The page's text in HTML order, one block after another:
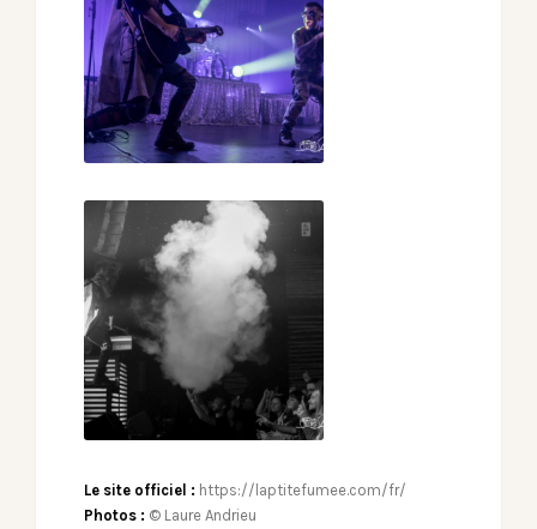
Le site officiel : https://laptitefumee.com/fr/
Photos : © Laure Andrieu